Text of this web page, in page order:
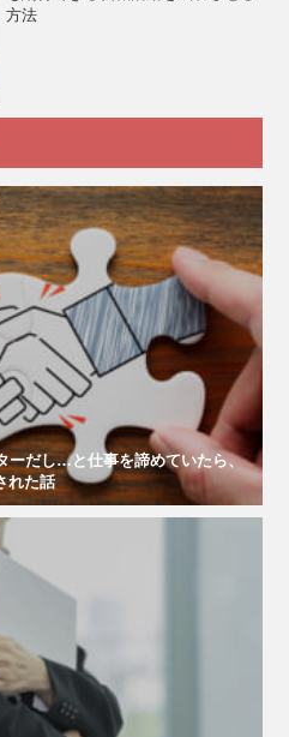
方法
ーだし…と仕事を諦めていたら、
れた話